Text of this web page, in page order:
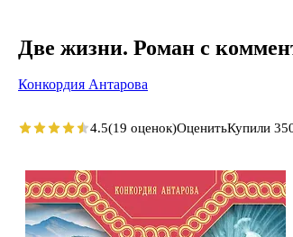
Две жизни. Роман с
Конкордия Антарова
4.5(19 оценок)ОценитьКупили